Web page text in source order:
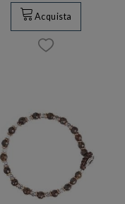
Acquista